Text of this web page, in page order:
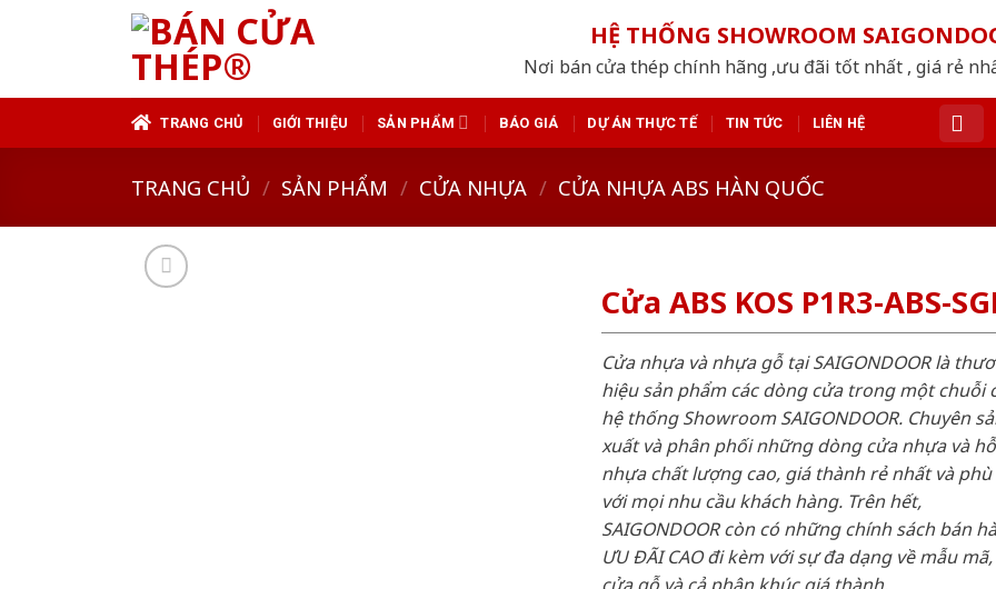
HỆ THỐNG SHOWROOM
Nơi bán cửa thép chính hãng ,ưu đãi tốt nhất , giá rẻ
TRANG CHỦ GIỚI THIỆU SẢN PHẨM BÁO GIÁ DỰ ÁN THỰC TẾ TIN TỨC LIÊN HỆ
TRANG CHỦ / SẢN PHẨM / CỬA NHỰA / CỬA NHỰA ABS HÀN QUỐC
Cửa ABS KOS P1R3-ABS-
Cửa nhựa và nhựa gỗ tại SAIGONDOOR là
hiệu sản phẩm các dòng cửa trong một chuỗi
hệ thống Showroom SAIGONDOOR. Chuyên
xuất và phân phối những dòng cửa nhựa và
nhựa chất lượng cao, giá thành rẻ nhất và
với mọi nhu cầu khách hàng. Trên hết,
SAIGONDOOR còn có những chính sách bán
ƯU ĐÃI CAO đi kèm với sự đa dạng về mẫu